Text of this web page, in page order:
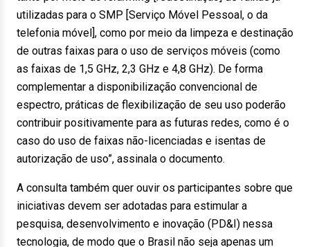
utilizadas para o SMP [Serviço Móvel Pessoal, o da
telefonia móvel], como por meio da limpeza e destinação
de outras faixas para o uso de serviços móveis (como
as faixas de 1,5 GHz, 2,3 GHz e 4,8 GHz). De forma
complementar a disponibilização convencional de
espectro, práticas de flexibilização de seu uso poderão
contribuir positivamente para as futuras redes, como é o
caso do uso de faixas não-licenciadas e isentas de
autorização de uso”, assinala o documento.
A consulta também quer ouvir os participantes sobre que
iniciativas devem ser adotadas para estimular a
pesquisa, desenvolvimento e inovação (PD&I) nessa
tecnologia, de modo que o Brasil não seja apenas um